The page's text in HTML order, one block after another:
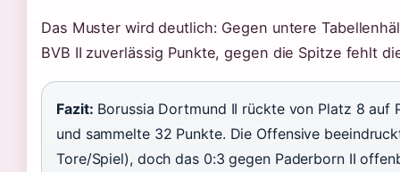
Das Muster wird deutlich: Gegen untere
BVB II zuverlässig Punkte, gegen die Spitze fehlt
Fazit: Borussia Dortmund II rückte von Platz 8 auf
und sammelte 32 Punkte. Die Offensive
Tore/Spiel), doch das 0:3 gegen Paderborn II